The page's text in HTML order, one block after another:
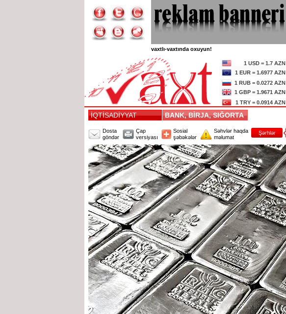
vaxtlı-vaxtında oxuyun!
1 USD = 1.7 AZN
1 EUR = 1.6977 AZN
1 RUB = 0.0272 AZN
1 GBP = 1.9671 AZN
1 TRY = 0.0914 AZN
İQTİSADİYYAT BANK, BİRJA, SIĞORTA
Dosta
göndər
Çap
versiyası
Sosial
şəbəkələr
Səhvlər haqda
məlumat
Şərhlər